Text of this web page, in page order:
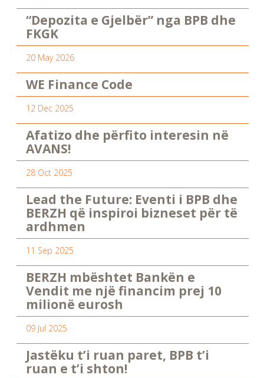
“Depozita e Gjelbër” nga BPB dhe
FKGK
20 May 2026
WE Finance Code
12 Dec 2025
Afatizo dhe përfito interesin në
AVANS!
28 Oct 2025
Lead the Future: Eventi i BPB dhe
BERZH që inspiroi bizneset për të
ardhmen
11 Sep 2025
BERZH mbështet Bankën e
Vendit me një financim prej 10
milionë eurosh
09 Jul 2025
Jastëku t’i ruan paret, BPB t’i
ruan e t’i shton!